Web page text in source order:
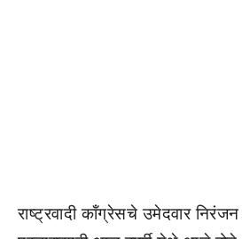
राष्ट्रवादी कॉंग्रेसचे उमेदवार